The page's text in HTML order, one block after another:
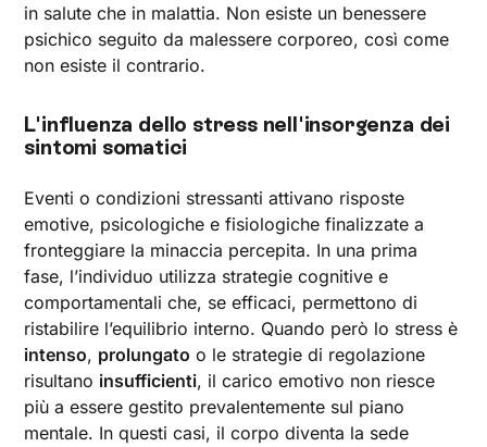
in salute che in malattia. Non esiste un benessere
psichico seguito da malessere corporeo, così come
non esiste il contrario.
L'influenza dello stress nell'insorgenza dei
sintomi somatici
Eventi o condizioni stressanti attivano risposte
emotive, psicologiche e fisiologiche finalizzate a
fronteggiare la minaccia percepita. In una prima
fase, l’individuo utilizza strategie cognitive e
comportamentali che, se efficaci, permettono di
ristabilire l’equilibrio interno. Quando però lo stress è
intenso, prolungato o le strategie di regolazione
risultano insufficienti, il carico emotivo non riesce
più a essere gestito prevalentemente sul piano
mentale. In questi casi, il corpo diventa la sede